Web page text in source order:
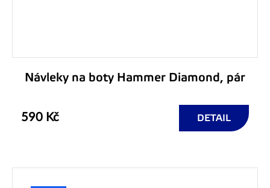
Návleky na boty Hammer Diamond, pár
590 Kč DETAIL